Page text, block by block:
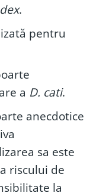
.
pentru
a D. cati.
anecdotice
sa este
riscului de
la